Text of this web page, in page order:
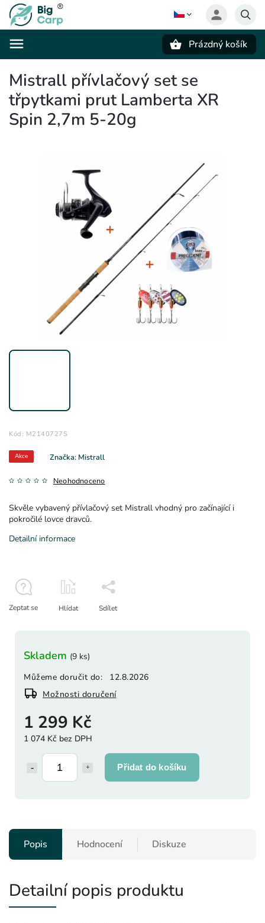
Prázdný košík
Mistrall přívlačový set se
třpytkami prut Lamberta XR
Spin 2,7m 5-20g
Kód: M2140727S
Akce
Neohodnoceno
Značka: Mistrall
1 299 Kč
1 074 Kč bez DPH
Přidat do košíku
Skladem (9 ks)
Můžeme doručit do:
12.8.2026
Možnosti doručení
Skvěle vybavený přívlačový set Mistrall vhodný pro začínající i
pokročilé lovce dravců.
Detailní informace
Zeptat se Hlídat Sdílet
Popis Hodnocení Diskuze
Detailní popis produktu